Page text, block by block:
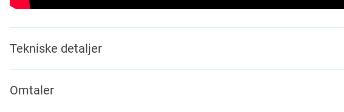
Tekniske detaljer
Omtaler